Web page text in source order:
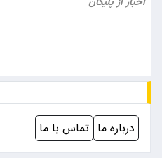
درباره ما تماس با ما